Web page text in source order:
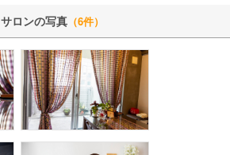
サロンの写真 （6件）